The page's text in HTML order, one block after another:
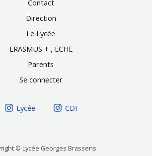
Contact
Direction
Le Lycée
ERASMUS + , ECHE
Parents
Se connecter
Lycée CDI
© Lycée Georges Brassens